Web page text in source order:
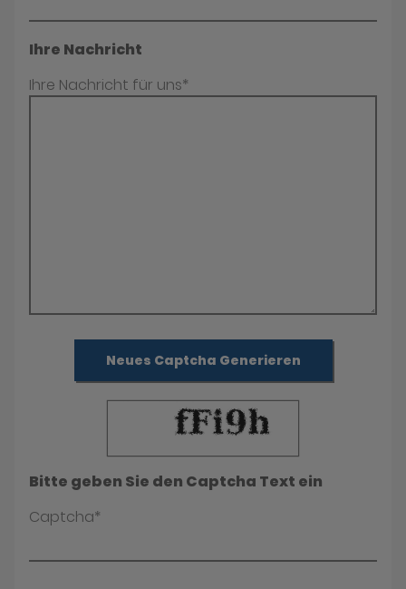
Ihre Nachricht
Ihre Nachricht für uns*
Neues Captcha Generieren
Bitte geben Sie den Captcha Text ein
Captcha*